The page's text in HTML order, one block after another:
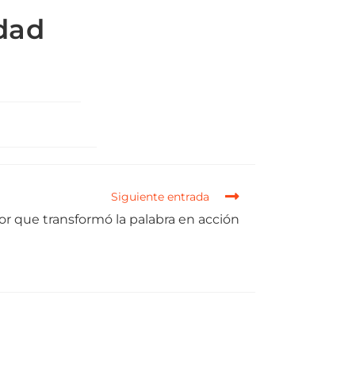
Siguiente entrada
que transformó la palabra en acción